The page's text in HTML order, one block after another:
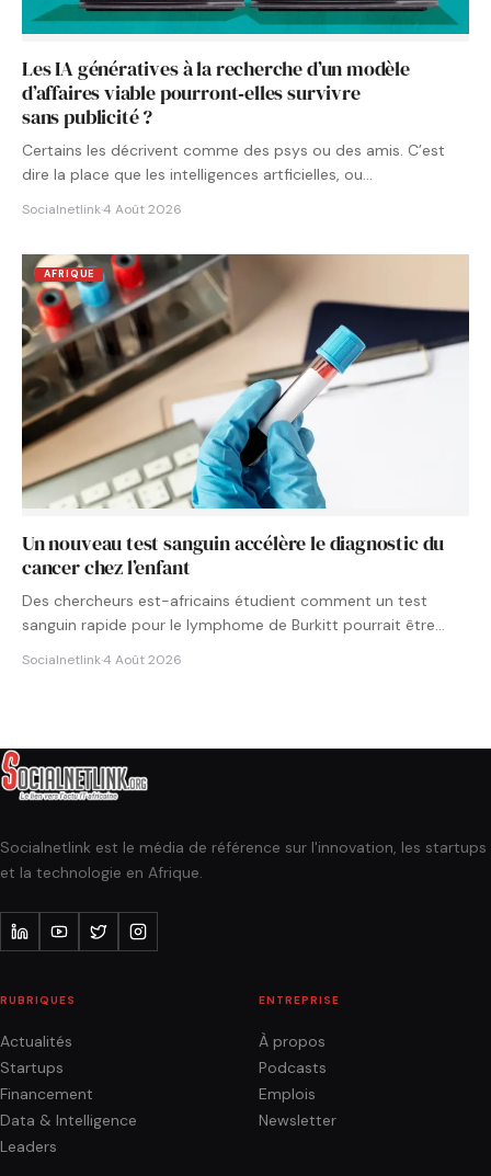
Les IA génératives à la recherche d’un modèle
d’affaires viable pourront‑elles survivre
sans publicité ?
Certains les décrivent comme des psys ou des amis. C’est
dire la place que les intelligences artficielles, ou…
Socialnetlink·4 Août 2026
AFRIQUE
Un nouveau test sanguin accélère le diagnostic du
cancer chez l’enfant
Des chercheurs est-africains étudient comment un test
sanguin rapide pour le lymphome de Burkitt pourrait être
Socialnetlink·4 Août 2026
Socialnetlink est le média de référence sur l'innovation, les startups
et la technologie en Afrique.
RUBRIQUES
Actualités
Startups
Financement
Data & Intelligence
Leaders
ENTREPRISE
À propos
Podcasts
Emplois
Newsletter